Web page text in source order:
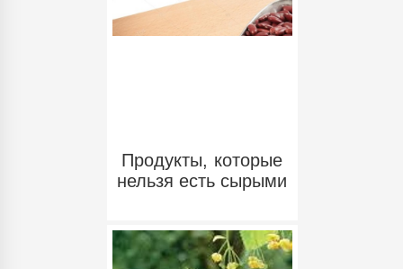
Продукты, которые
нельзя есть сырыми